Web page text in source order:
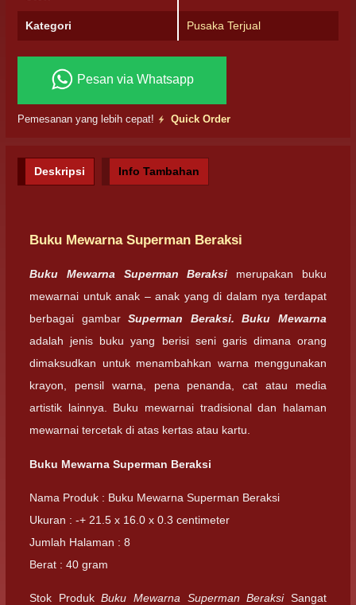
Kategori Pusaka Terjual
Pesan via Whatsapp
Pemesanan yang lebih cepat! Quick Order
Deskripsi Info Tambahan
Buku Mewarna Superman Beraksi
Buku Mewarna Superman Beraksi merupakan buku
mewarnai untuk anak – anak yang di dalam nya terdapat
berbagai gambarSuperman Beraksi. Buku Mewarna
adalah jenis buku yang berisi seni garis dimana orang
dimaksudkan untuk menambahkan warna menggunakan
krayon, pensil warna, pena penanda, cat atau media
artistik lainnya. Buku mewarnai tradisional dan halaman
mewarnai tercetak di atas kertas atau kartu.
Buku Mewarna Superman Beraksi
Nama Produk : Buku Mewarna Superman Beraksi
Ukuran : -+ 21.5 x 16.0 x 0.3 centimeter
Jumlah Halaman : 8
Berat : 40 gram
Stok ProdukBuku Mewarna Superman BeraksiSangat